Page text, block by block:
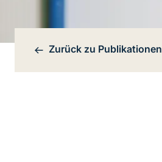
Bereichsnavigation
Zurück zu Publikationen